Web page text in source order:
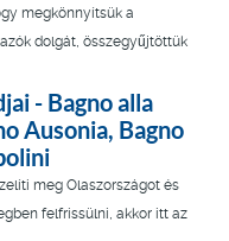
megkönnyítsük a
dolgát, összegyűjtöttük
- Bagno alla
Ausonia, Bagno
meg Olaszországot és
felfrissülni, akkor itt az